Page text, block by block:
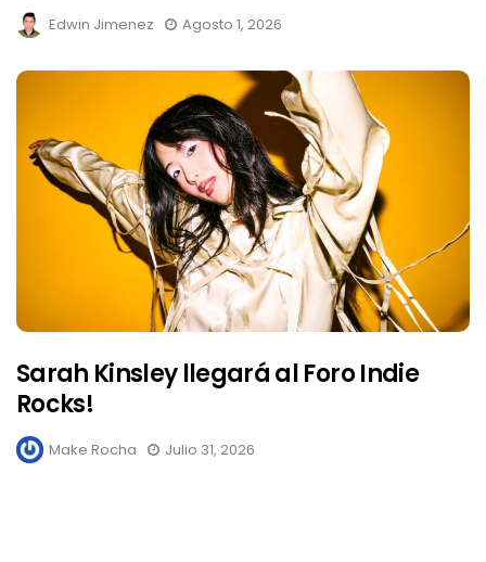
Edwin Jimenez Agosto 1, 2026
Sarah Kinsley llegará al Foro Indie
Rocks!
Make Rocha Julio 31, 2026